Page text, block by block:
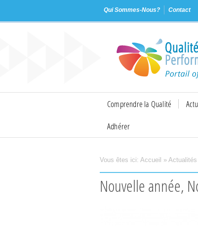
Qui Sommes-Nous? Contact
Comprendre la Qualité
Adhérer
Vous êtes ici: Accueil » Actualités
Nouvelle année,